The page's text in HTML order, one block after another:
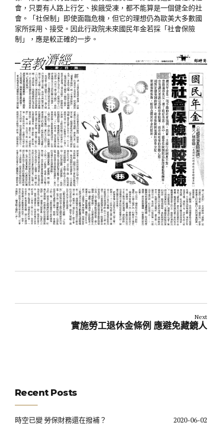
會，只要有人路上行乞、挨餓受凍，都不能算是一個健全的社
會。「社保制」即使面臨危機，但它的理想仍為歐美大多數國
家所採用、接受。因此行政院未來國民年金若採「社會保險
制」，應是較正確的一步。
Next
實施勞工退休金條例 應避免藏鏡人
Recent Posts
時空已變 勞保財務還在撥補？ 2020-06-02